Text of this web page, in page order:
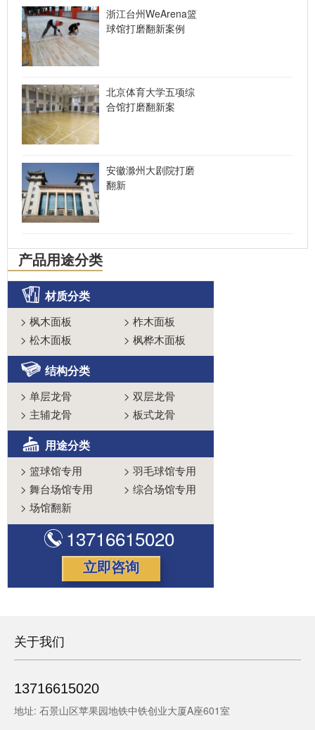
浙江台州WeArena篮
球馆打磨翻新案例
北京体育大学五项综
合馆打磨翻新案
安徽滁州大剧院打磨
翻新
产品用途分类
材质分类
> 枫木面板 > 柞木面板
> 松木面板 > 枫桦木面板
结构分类
> 单层龙骨 > 双层龙骨
> 主辅龙骨 > 板式龙骨
用途分类
> 篮球馆专用 > 羽毛球馆专用
> 舞台场馆专用 > 综合场馆专用
> 场馆翻新
13716615020
立即咨询
关于我们
13716615020
地址: 石景山区苹果园地铁中铁创业大厦A座601室